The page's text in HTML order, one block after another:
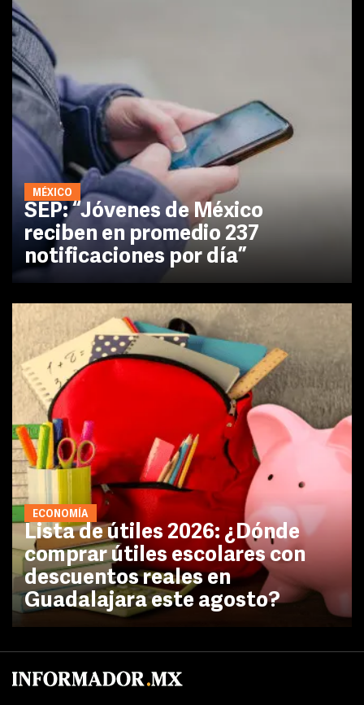
MÉXICO
SEP: “Jóvenes de México
reciben en promedio 237
notificaciones por día”
ECONOMÍA
Lista de útiles 2026: ¿Dónde
comprar útiles escolares con
descuentos reales en
Guadalajara este agosto?